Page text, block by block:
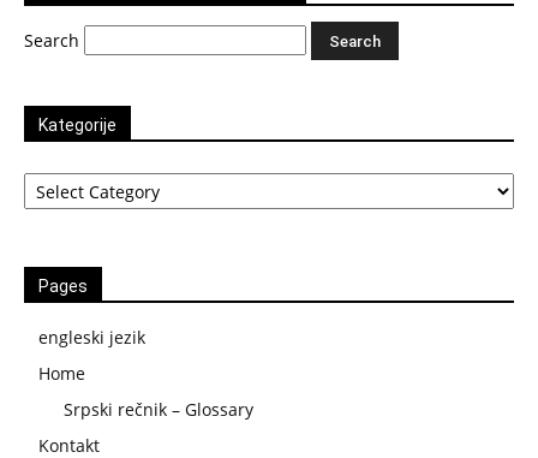
Search
Kategorije
Kategorije
Pages
engleski jezik
Home
Srpski rečnik – Glossary
Kontakt